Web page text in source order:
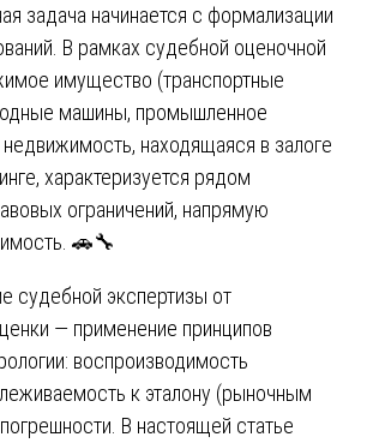
задача начинается с формализации
В рамках судебной оценочной
имущество (транспортные
машины, промышленное
находящаяся в залоге
характеризуется рядом
ограничений, напрямую
🚗🔧
судебной экспертизы от
— применение принципов
воспроизводимость
к эталону (рыночным
В настоящей статье